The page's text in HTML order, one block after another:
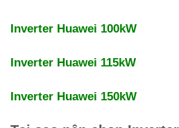
Inverter Huawei 100kW
Inverter Huawei 115kW
Inverter Huawei 150kW